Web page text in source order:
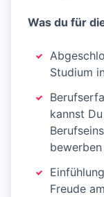
Was du für
Studium
kannst
bewerben
Freude